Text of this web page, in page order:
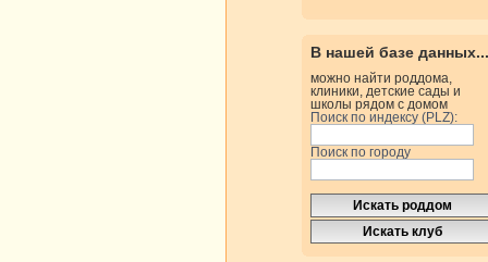
В нашей базе данных...
можно найти роддома,
клиники, детские сады и
школы рядом с домом
Поиск по индексу (PLZ):
Поиск по городу